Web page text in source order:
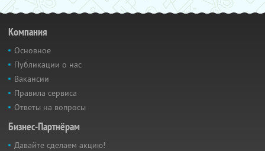
Компания
Основное
Публикации о нас
Вакансии
Правила сервиса
Ответы на вопросы
Бизнес-Партнёрам
Давайте сделаем акцию!